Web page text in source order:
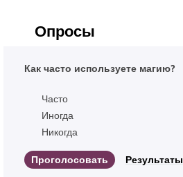
Опросы
Как часто используете магию?
Часто
Иногда
Никогда
Результаты